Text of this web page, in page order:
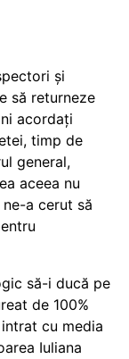
și
să returneze
acordați
timp de
general,
aceea nu
a cerut să
să-i ducă pe
de 100%
cu media
Iuliana